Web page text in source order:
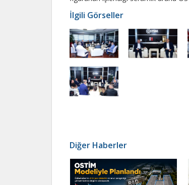
İlgili Görseller
Diğer Haberler